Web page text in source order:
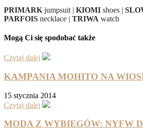
PRIMARK jumpsuit | KIOMI shoes |
PARFOIS necklace | TRIWA watch
Mogą Ci się spodobać także
Czytaj dalej
KAMPANIA MOHITO NA
15 stycznia 2014
Czytaj dalej
MODA Z WYBIEGÓW: NYFW